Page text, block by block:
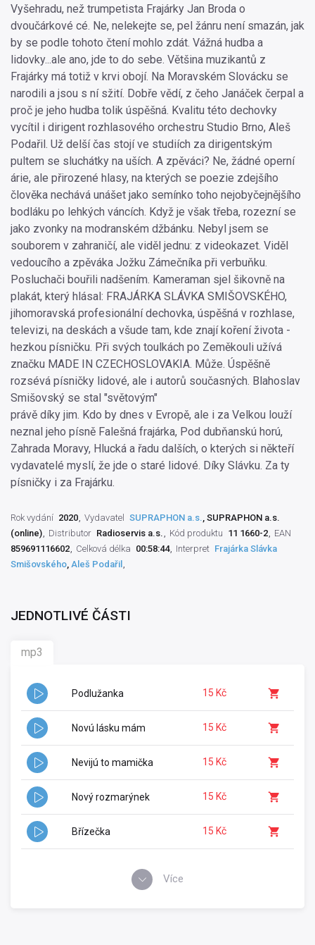
Vyšehradu, než trumpetista Frajárky Jan Broda o
dvoučárkové cé. Ne, nelekejte se, pel žánru není smazán, jak
by se podle tohoto čtení mohlo zdát. Vážná hudba a
lidovky...ale ano, jde to do sebe. Většina muzikantů z
Frajárky má totiž v krvi obojí. Na Moravském Slovácku se
narodili a jsou s ní sžití. Dobře vědí, z čeho Janáček čerpal a
proč je jeho hudba tolik úspěšná. Kvalitu této dechovky
vycítil i dirigent rozhlasového orchestru Studio Brno, Aleš
Podařil. Už delší čas stojí ve studiích za dirigentským
pultem se sluchátky na uších. A zpěváci? Ne, žádné operní
árie, ale přirozené hlasy, na kterých se poezie zdejšího
člověka nechává unášet jako semínko toho nejobyčejnějšího
bodláku po lehkých váncích. Když je však třeba, rozezní se
jako zvonky na modranském džbánku. Nebyl jsem se
souborem v zahraničí, ale viděl jednu: z videokazet. Viděl
vedoucího a zpěváka Jožku Zámečníka při verbuňku.
Posluchači bouřili nadšením. Kameraman sjel šikovně na
plakát, který hlásal: FRAJÁRKA SLÁVKA SMIŠOVSKÉHO,
jihomoravská profesionální dechovka, úspěšná v rozhlase,
televizi, na deskách a všude tam, kde znají koření života -
hezkou písničku. Při svých toulkách po Zeměkouli užívá
značku MADE IN CZECHOSLOVAKIA. Může. Úspěšně
rozsévá písničky lidové, ale i autorů současných. Blahoslav
Smišovský se stal "světovým"
právě díky jim. Kdo by dnes v Evropě, ale i za Velkou louží
neznal jeho písně Falešná frajárka, Pod dubňanskú horú,
Zahrada Moravy, Hlucká a řadu dalších, o kterých si někteří
vydavatelé myslí, že jde o staré lidové. Díky Slávku. Za ty
písničky i za Frajárku.
Rok vydání 2020 Vydavatel SUPRAPHON a.s., SUPRAPHON a.s.
(online)
Distributor Radioservis a.s. Kód produktu 11 1660-2
EAN
859691116602
Celková délka 00:58:44 Interpret Frajárka Slávka
Smišovského, Aleš Podařil
JEDNOTLIVÉ ČÁSTI
mp3
Podlužanka 15 Kč
Novú lásku mám 15 Kč
Nevijú to mamička 15 Kč
Nový rozmarýnek 15 Kč
Břízečka 15 Kč
Více